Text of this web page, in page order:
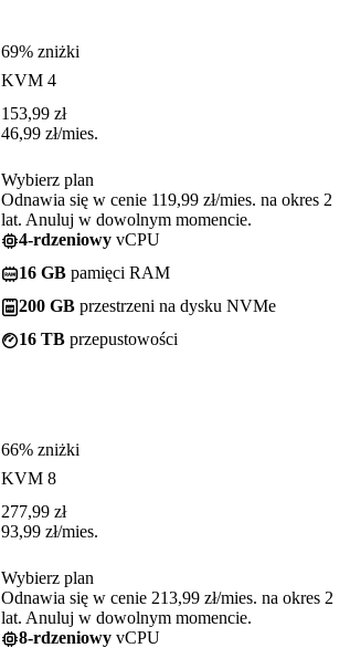
69% zniżki
KVM 4
153,99 zł
46,99 zł/mies.
Wybierz plan
Odnawia się w cenie 119,99 zł/mies. na okres 2
lat. Anuluj w dowolnym momencie.
4-rdzeniowy vCPU
16 GB pamięci RAM
200 GB przestrzeni na dysku NVMe
16 TB przepustowości
66% zniżki
KVM 8
277,99 zł
93,99 zł/mies.
Wybierz plan
Odnawia się w cenie 213,99 zł/mies. na okres 2
lat. Anuluj w dowolnym momencie.
8-rdzeniowy vCPU